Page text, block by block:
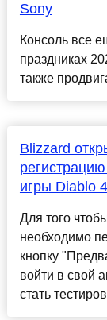
Sony
Консоль все
праздниках
также
Blizzard
игры Diablo 4
Для того
необходимо
кнопку
войти в свой
стать